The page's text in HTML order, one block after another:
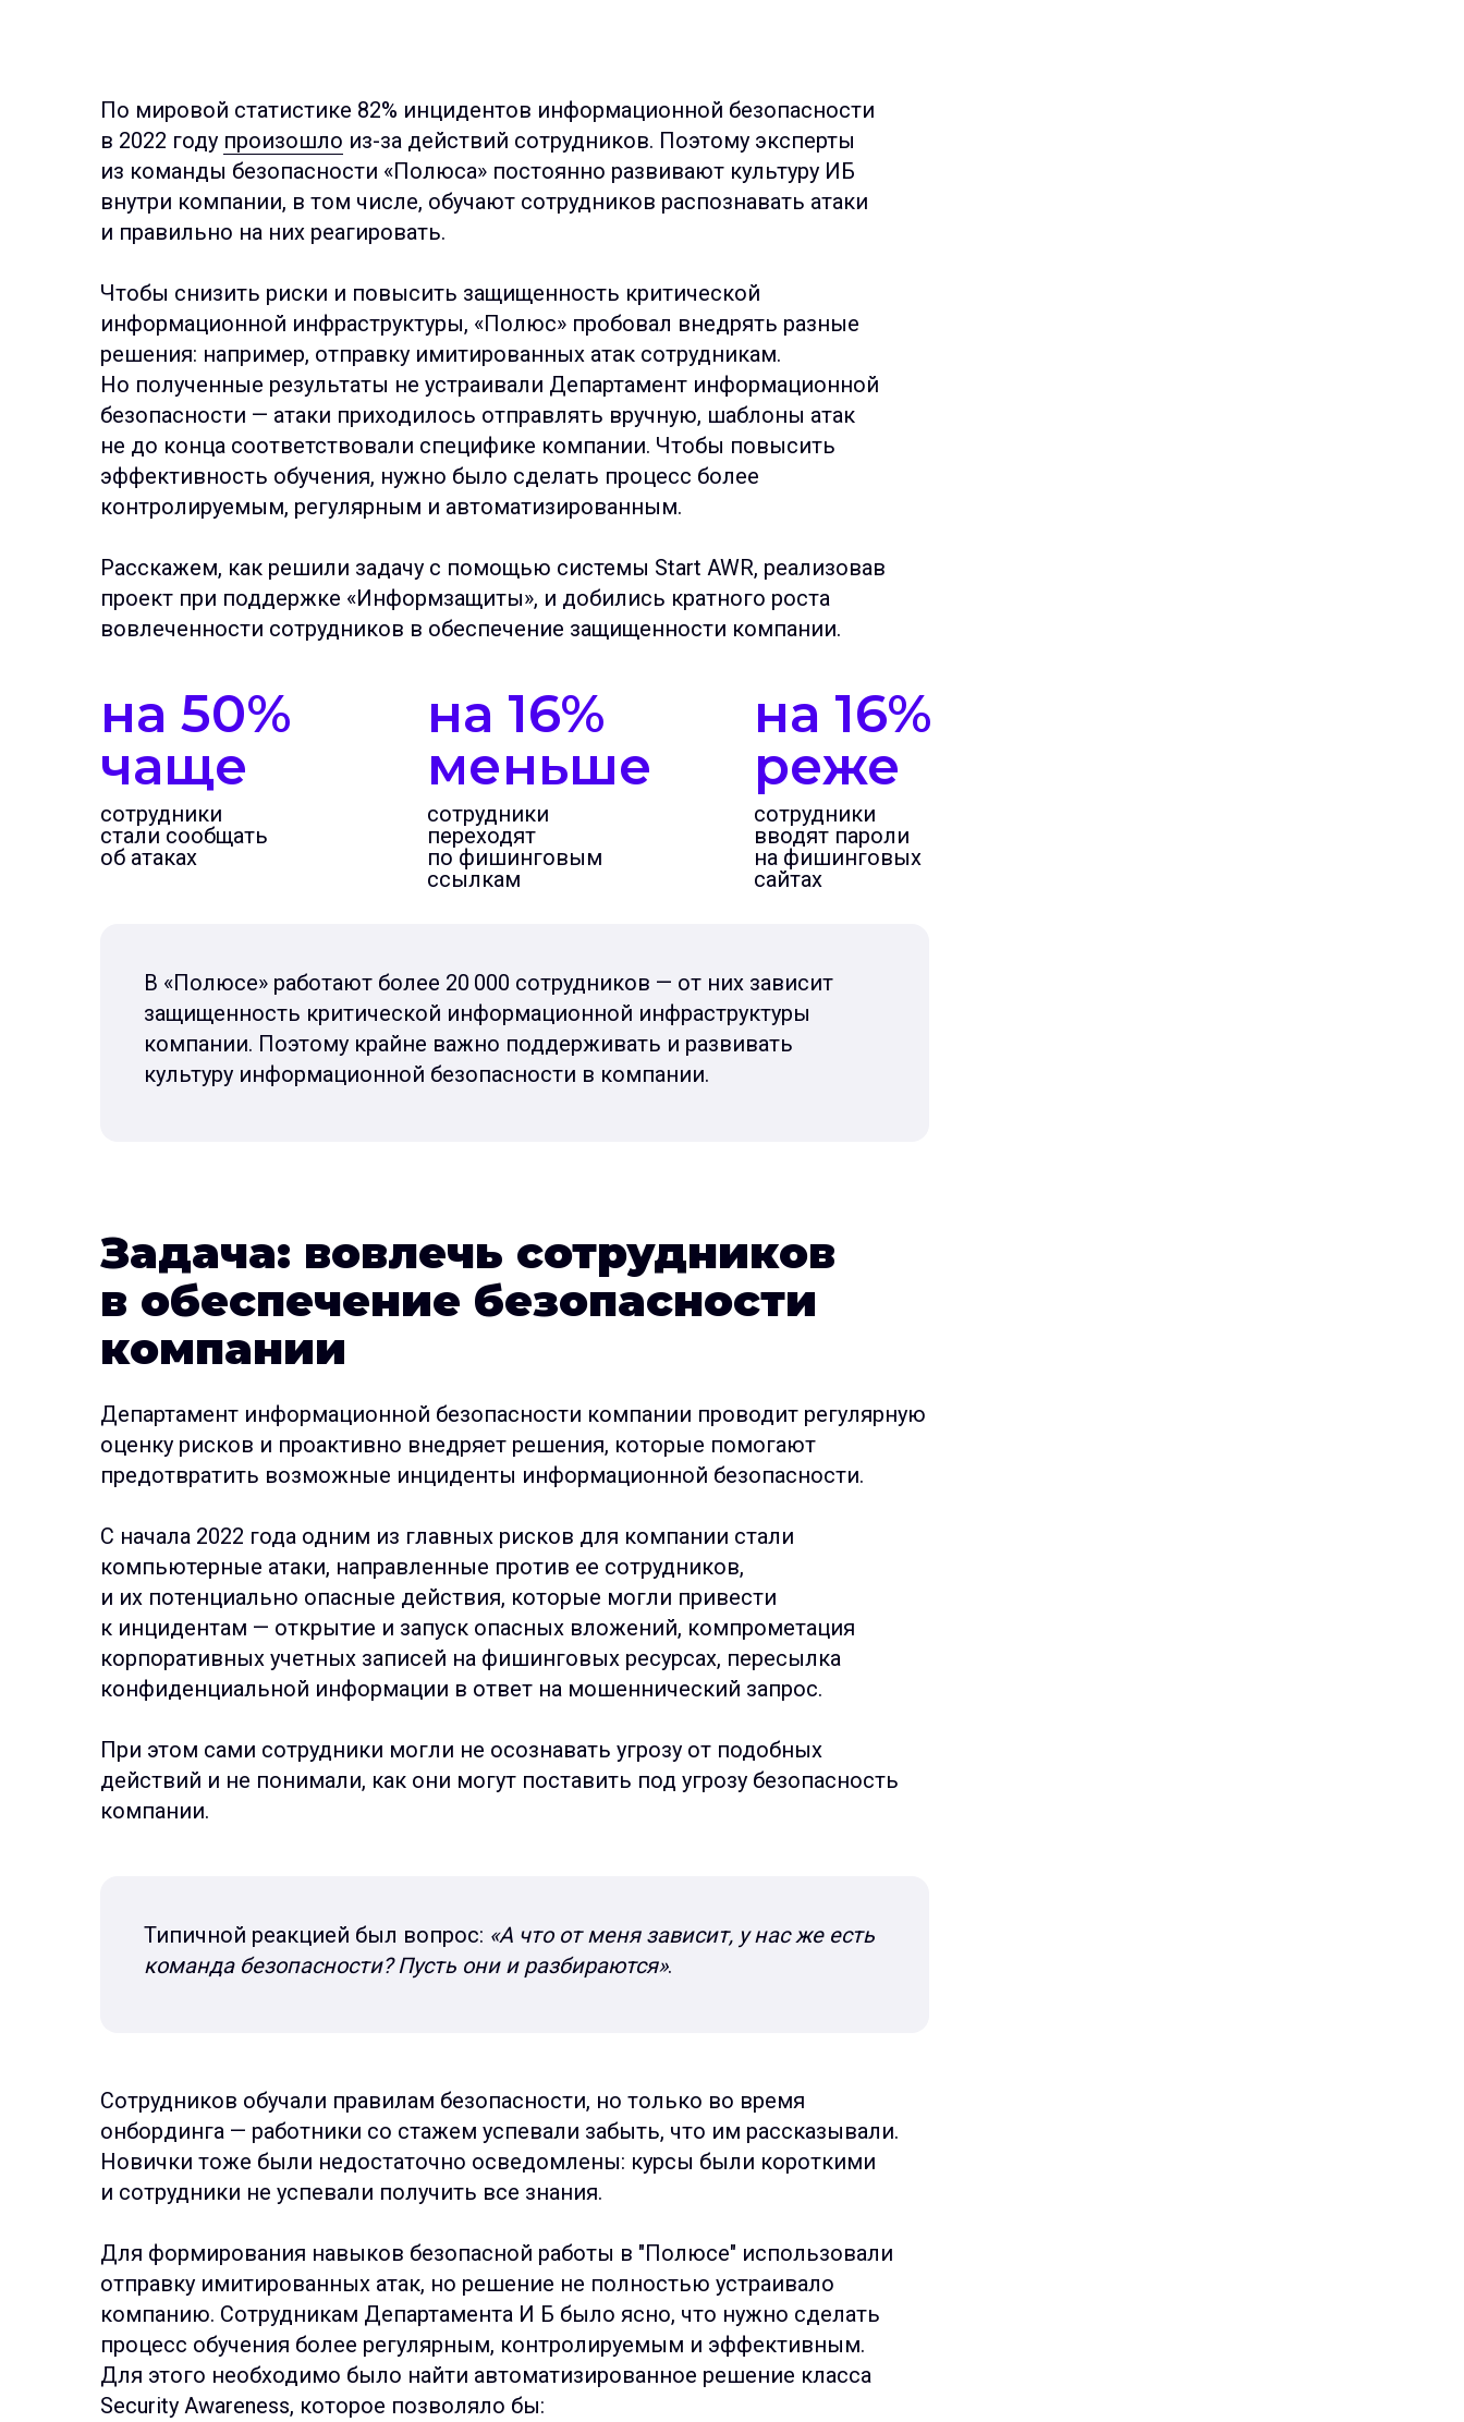
По мировой статистике 82% инцидентов информационной безопасности
в 2022 году произошло из-за действий сотрудников. Поэтому эксперты
из команды безопасности «Полюса» постоянно развивают культуру ИБ
внутри компании, в том числе, обучают сотрудников распознавать атаки
и правильно на них реагировать.
Чтобы снизить риски и повысить защищенность критической
информационной инфраструктуры, «Полюс» пробовал внедрять разные
решения: например, отправку имитированных атак сотрудникам.
Но полученные результаты не устраивали Департамент информационной
безопасности — атаки приходилось отправлять вручную, шаблоны атак
не до конца соответствовали специфике компании. Чтобы повысить
эффективность обучения, нужно было сделать процесс более
контролируемым, регулярным и автоматизированным.
Расскажем, как решили задачу с помощью системы Start AWR, реализовав
проект при поддержке «Информзащиты», и добились кратного роста
вовлеченности сотрудников в обеспечение защищенности компании.
на 50%
чаще
сотрудники
стали сообщать
об атаках
на 16%
меньше
сотрудники
переходят
по фишинговым
ссылкам
на 16%
реже
сотрудники
вводят пароли
на фишинговых
сайтах
В «Полюсе» работают более 20 000 сотрудников — от них зависит
защищенность критической информационной инфраструктуры
компании. Поэтому крайне важно поддерживать и развивать
культуру информационной безопасности в компании.
Задача: вовлечь сотрудников
в обеспечение безопасности
компании
Департамент информационной безопасности компании проводит регулярную
оценку рисков и проактивно внедряет решения, которые помогают
предотвратить возможные инциденты информационной безопасности.
С начала 2022 года одним из главных рисков для компании стали
компьютерные атаки, направленные против ее сотрудников,
и их потенциально опасные действия, которые могли привести
к инцидентам — открытие и запуск опасных вложений, компрометация
корпоративных учетных записей на фишинговых ресурсах, пересылка
конфиденциальной информации в ответ на мошеннический запрос.
При этом сами сотрудники могли не осознавать угрозу от подобных
действий и не понимали, как они могут поставить под угрозу безопасность
компании.
Типичной реакцией был вопрос: «А что от меня зависит, у нас же есть
команда безопасности? Пусть они и разбираются».
Сотрудников обучали правилам безопасности, но только во время
онбординга — работники со стажем успевали забыть, что им рассказывали.
Новички тоже были недостаточно осведомлены: курсы были короткими
и сотрудники не успевали получить все знания.
Для формирования навыков безопасной работы в "Полюсе" использовали
отправку имитированных атак, но решение не полностью устраивало
компанию. Сотрудникам Департамента И Б было ясно, что нужно сделать
процесс обучения более регулярным, контролируемым и эффективным.
Для этого необходимо было найти автоматизированное решение класса
Security Awareness, которое позволяло бы: